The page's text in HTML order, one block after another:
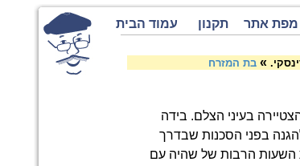
מפת אתר תקנון עמוד הבית
»בת המזרח
בעיני הצלם. בידה
בפני הסכנות שבדרך
השעות הרבות של שהיה עם